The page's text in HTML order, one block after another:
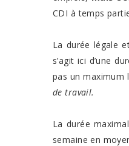
CDI à temps
La durée légale
s’agit ici d’une
pas un maximum
de travail.
La durée
semaine en